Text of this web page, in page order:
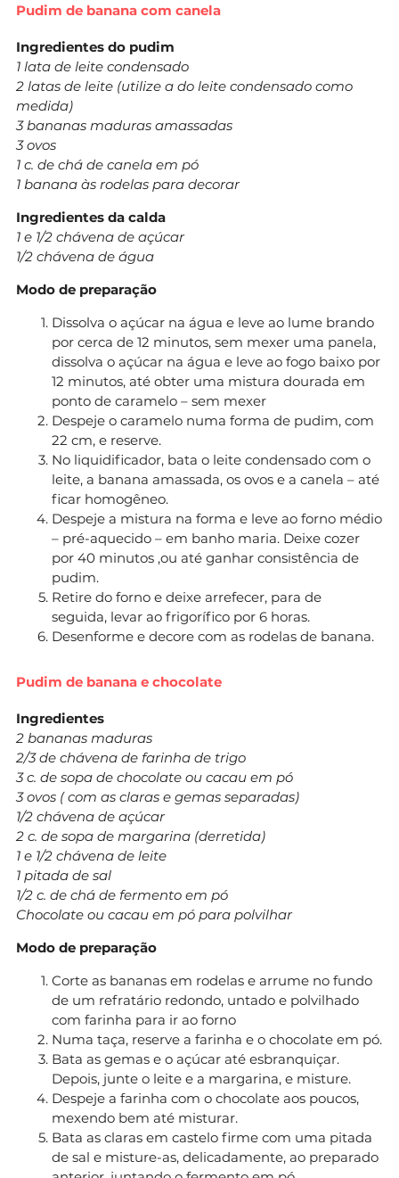
Pudim de banana com canela
Ingredientes do pudim
1 lata de leite condensado
2 latas de leite (utilize a do leite condensado como
medida)
3 bananas maduras amassadas
3 ovos
1 c. de chá de canela em pó
1 banana às rodelas para decorar
Ingredientes da calda
1 e 1/2 chávena de açúcar
1/2 chávena de água
Modo de preparação
Dissolva o açúcar na água e leve ao lume brando
por cerca de 12 minutos, sem mexer uma panela,
dissolva o açúcar na água e leve ao fogo baixo por
12 minutos, até obter uma mistura dourada em
ponto de caramelo – sem mexer
Despeje o caramelo numa forma de pudim, com
22 cm, e reserve.
No liquidificador, bata o leite condensado com o
leite, a banana amassada, os ovos e a canela – até
ficar homogêneo.
Despeje a mistura na forma e leve ao forno médio
– pré-aquecido – em banho maria. Deixe cozer
por 40 minutos ,ou até ganhar consistência de
pudim.
Retire do forno e deixe arrefecer, para de
seguida, levar ao frigorífico por 6 horas.
Desenforme e decore com as rodelas de banana.
Pudim de banana e chocolate
Ingredientes
2 bananas maduras
2/3 de chávena de farinha de trigo
3 c. de sopa de chocolate ou cacau em pó
3 ovos ( com as claras e gemas separadas)
1/2 chávena de açúcar
2 c. de sopa de margarina (derretida)
1 e 1/2 chávena de leite
1 pitada de sal
1/2 c. de chá de fermento em pó
Chocolate ou cacau em pó para polvilhar
Modo de preparação
Corte as bananas em rodelas e arrume no fundo
de um refratário redondo, untado e polvilhado
com farinha para ir ao forno
Numa taça, reserve a farinha e o chocolate em pó.
Bata as gemas e o açúcar até esbranquiçar.
Depois, junte o leite e a margarina, e misture.
Despeje a farinha com o chocolate aos poucos,
mexendo bem até misturar.
Bata as claras em castelo firme com uma pitada
de sal e misture-as, delicadamente, ao preparado